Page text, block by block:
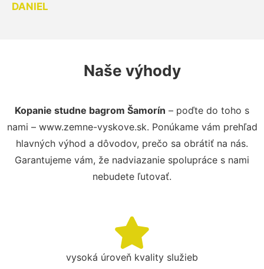
DANIEL
Naše výhody
Kopanie studne bagrom Šamorín – poďte do toho s
nami – www.zemne-vyskove.sk. Ponúkame vám prehľad
hlavných výhod a dôvodov, prečo sa obrátiť na nás.
Garantujeme vám, že nadviazanie spolupráce s nami
nebudete ľutovať.
vysoká úroveň kvality služieb